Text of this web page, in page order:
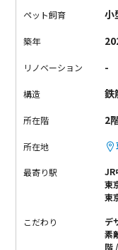
にあります。
ペット飼育 小
築年
リノベーション -
構造 鉄
所在階 2
所在地
最寄り駅
JR
東
東
こだわり デ
素
階